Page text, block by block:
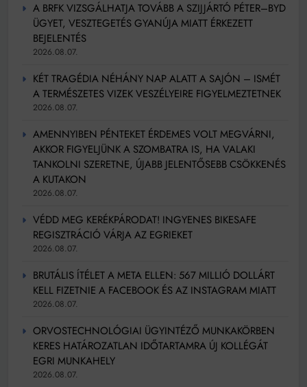
A BRFK VIZSGÁLHATJA TOVÁBB A SZIJJÁRTÓ PÉTER–BYD
ÜGYET, VESZTEGETÉS GYANÚJA MIATT ÉRKEZETT
BEJELENTÉS
2026.08.07.
KÉT TRAGÉDIA NÉHÁNY NAP ALATT A SAJÓN – ISMÉT
A TERMÉSZETES VIZEK VESZÉLYEIRE FIGYELMEZTETNEK
2026.08.07.
AMENNYIBEN PÉNTEKET ÉRDEMES VOLT MEGVÁRNI,
AKKOR FIGYELJÜNK A SZOMBATRA IS, HA VALAKI
TANKOLNI SZERETNE, ÚJABB JELENTŐSEBB CSÖKKENÉS
A KUTAKON
2026.08.07.
VÉDD MEG KERÉKPÁRODAT! INGYENES BIKESAFE
REGISZTRÁCIÓ VÁRJA AZ EGRIEKET
2026.08.07.
BRUTÁLIS ÍTÉLET A META ELLEN: 567 MILLIÓ DOLLÁRT
KELL FIZETNIE A FACEBOOK ÉS AZ INSTAGRAM MIATT
2026.08.07.
ORVOSTECHNOLÓGIAI ÜGYINTÉZŐ MUNKAKÖRBEN
KERES HATÁROZATLAN IDŐTARTAMRA ÚJ KOLLÉGÁT
EGRI MUNKAHELY
2026.08.07.